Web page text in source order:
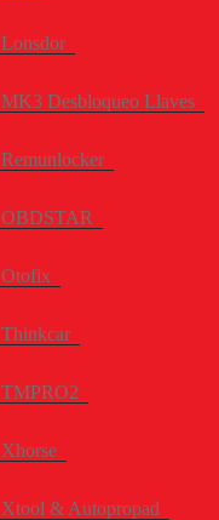
Lonsdor
MK3 Desbloqueo Llaves
Remunlocker
OBDSTAR
Otofix
Thinkcar
TMPRO2
Xhorse
Xtool & Autopropad